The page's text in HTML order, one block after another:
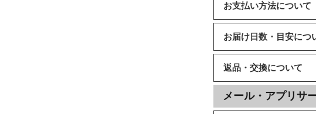
お支払い方法について
お届け日数・目安につ
返品・交換について
メール・アプリサ